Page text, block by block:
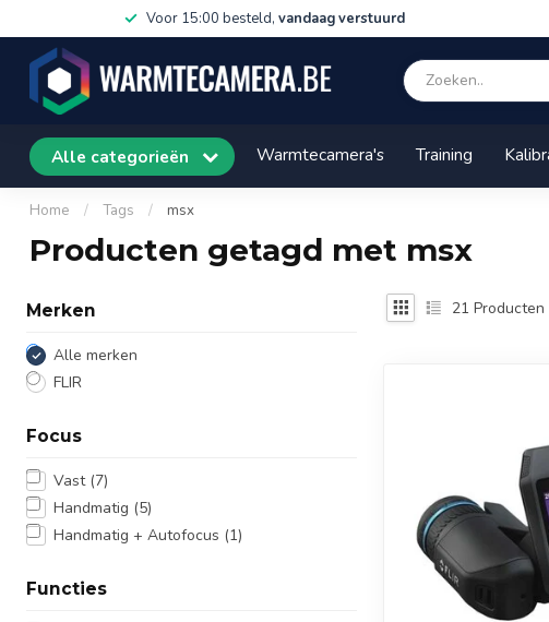
Voor 15:00 besteld, vandaag verstuurd
Alle categorieën Warmtecamera's Training
Home / Tags / msx
Producten getagd met msx
Merken
Alle merken
FLIR
Focus
Vast (7)
Handmatig (5)
Handmatig + Autofocus (1)
Functies
21 Producten